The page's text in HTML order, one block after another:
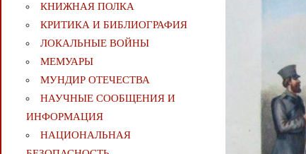
КНИЖНАЯ ПОЛКА
КРИТИКА И БИБЛИОГРАФИЯ
ЛОКАЛЬНЫЕ ВОЙНЫ
МЕМУАРЫ
МУНДИР ОТЕЧЕСТВА
НАУЧНЫЕ СООБЩЕНИЯ И
ИНФОРМАЦИЯ
НАЦИОНАЛЬНАЯ